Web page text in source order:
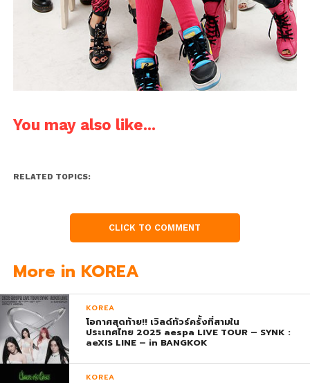
You may also like...
RELATED TOPICS:
CLICK TO COMMENT
More in KOREA
KOREA
โอกาศสุดท้าย!! เวิลด์ทัวร์ครั้งที่สามใน
ประเทศไทย 2025 aespa LIVE TOUR – SYNK :
aeXIS LINE – in BANGKOK
KOREA